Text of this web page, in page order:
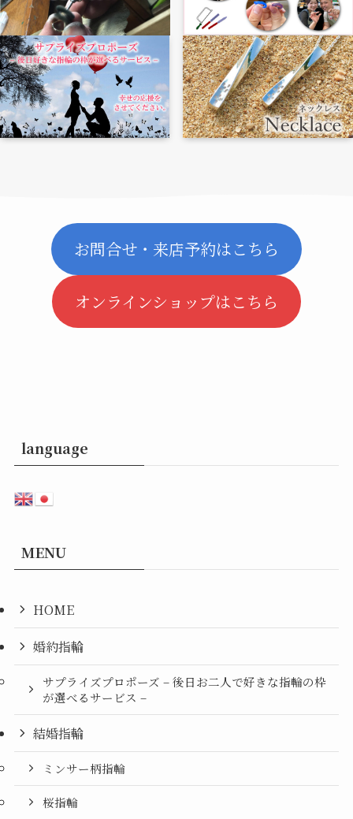
お問合せ・来店予約はこちら
オンラインショップはこちら
language
MENU
HOME
婚約指輪
サプライズプロポーズ – 後日お二人で好きな指輪の枠
が選べるサービス –
結婚指輪
ミンサー柄指輪
桜指輪